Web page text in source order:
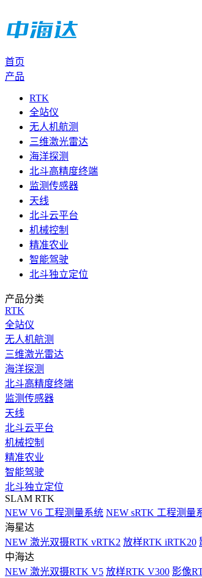
首页
产品
RTK
全站仪
无人机航测
三维激光雷达
海洋探测
北斗高精度终端
监测传感器
天线
北斗云平台
机械控制
精准农业
智能驾驶
北斗独立定位
产品分类
RTK
全站仪
无人机航测
三维激光雷达
海洋探测
北斗高精度终端
监测传感器
天线
北斗云平台
机械控制
精准农业
智能驾驶
北斗独立定位
SLAM RTK
NEW V6 工程测量系统 NEW sRTK 工程测量
海星达
NEW 激光双摄RTK vRTK2 放样RTK iRTK20
中海达
NEW 激光双摄RTK V5 放样RTK V300 影像